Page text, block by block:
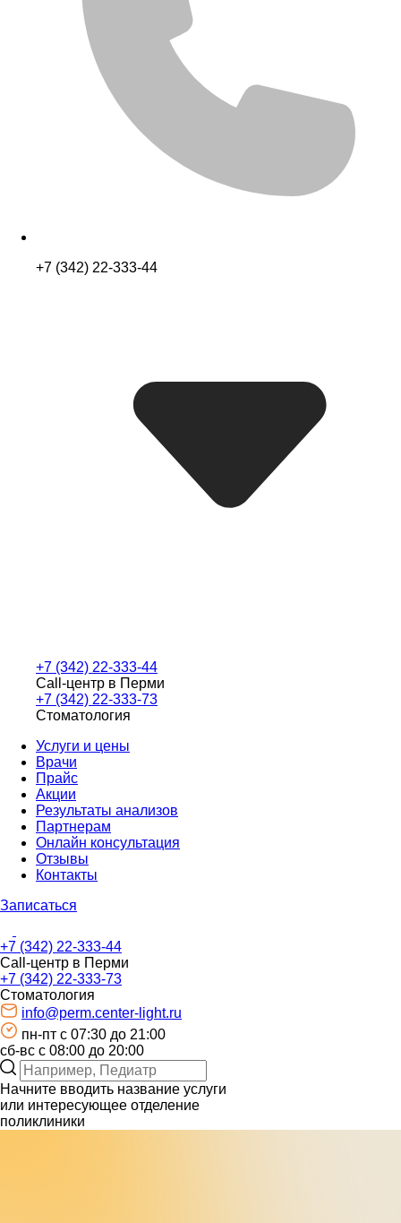
+7 (342) 22-333-44
+7 (342) 22-333-44
Call-центр в Перми
+7 (342) 22-333-73
Стоматология
Услуги и цены
Врачи
Прайс
Акции
Результаты анализов
Партнерам
Онлайн консультация
Отзывы
Контакты
Записаться
+7 (342) 22-333-44
Call-центр в Перми
+7 (342) 22-333-73
Стоматология
info@perm.center-light.ru
пн-пт c 07:30 до 21:00
сб-вс с 08:00 до 20:00
Начните вводить название услуги
или интересующее отделение
поликлиники